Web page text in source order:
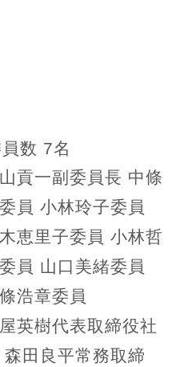
数 7名
貢一副委員長 中條
員 小林玲子委員
恵里子委員 小林哲
員 山口美緒委員
浩章委員
英樹代表取締役社
森田良平常務取締